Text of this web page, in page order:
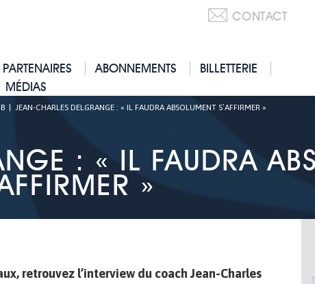
CONTACT
PARTENAIRES ABONNEMENTS
BILLETTERIE
MÉDIAS
| JEAN-CHARLES DELGRANGE : « IL FAUDRA ABSOLUMENT S’AFFIRMER »
: « IL FAUDRA
»
retrouvez l’interview du coach Jean-Charles